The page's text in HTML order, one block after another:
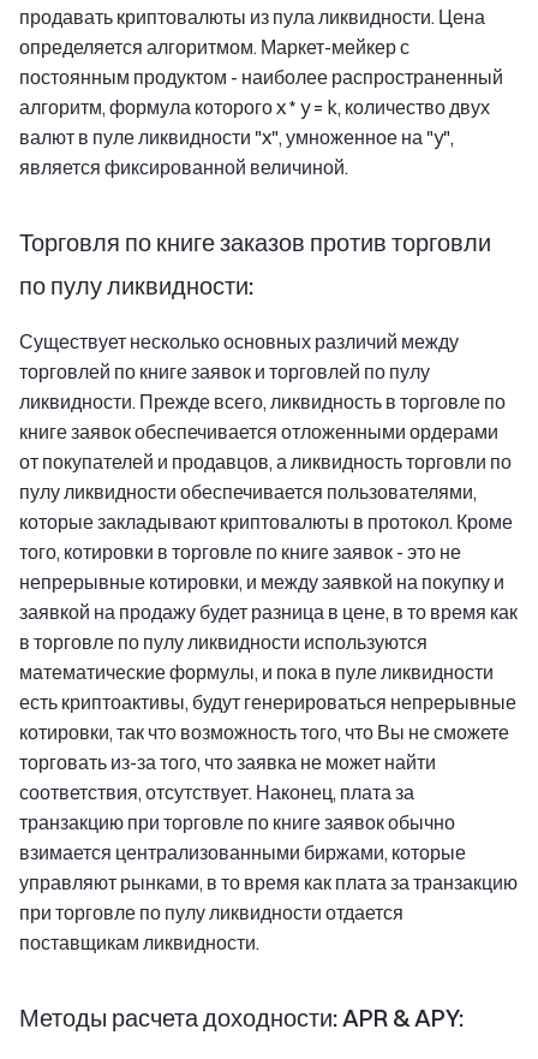
продавать криптовалюты из пула ликвидности. Цена
определяется алгоритмом. Маркет-мейкер с
постоянным продуктом - наиболее распространенный
алгоритм, формула которого x * y = k, количество двух
валют в пуле ликвидности "x", умноженное на "y",
является фиксированной величиной.
Торговля по книге заказов против торговли
по пулу ликвидности:
Существует несколько основных различий между
торговлей по книге заявок и торговлей по пулу
ликвидности. Прежде всего, ликвидность в торговле по
книге заявок обеспечивается отложенными ордерами
от покупателей и продавцов, а ликвидность торговли по
пулу ликвидности обеспечивается пользователями,
которые закладывают криптовалюты в протокол. Кроме
того, котировки в торговле по книге заявок - это не
непрерывные котировки, и между заявкой на покупку и
заявкой на продажу будет разница в цене, в то время как
в торговле по пулу ликвидности используются
математические формулы, и пока в пуле ликвидности
есть криптоактивы, будут генерироваться непрерывные
котировки, так что возможность того, что Вы не сможете
торговать из-за того, что заявка не может найти
соответствия, отсутствует. Наконец, плата за
транзакцию при торговле по книге заявок обычно
взимается централизованными биржами, которые
управляют рынками, в то время как плата за транзакцию
при торговле по пулу ликвидности отдается
поставщикам ликвидности.
Методы расчета доходности: APR & APY: